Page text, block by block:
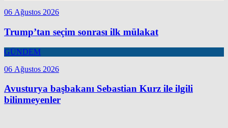
06 Ağustos 2026
Trump’tan seçim sonrası ilk mülakat
GÜNDEM
06 Ağustos 2026
Avusturya başbakanı Sebastian Kurz ile ilgili
bilinmeyenler